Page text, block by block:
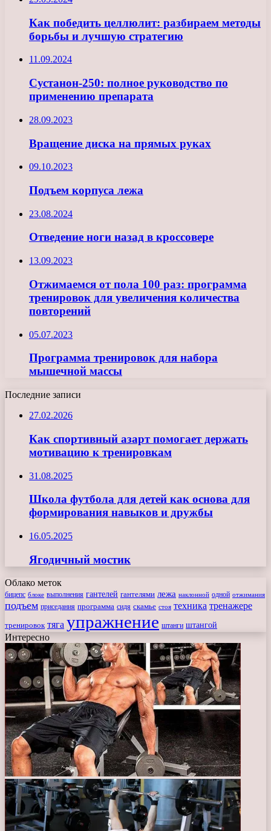
Как победить целлюлит: разбираем методы
борьбы и лучшую стратегию
11.09.2024
Сустанон-250: полное руководство по
применению препарата
28.09.2023
Вращение диска на прямых руках
09.10.2023
Подъем корпуса лежа
23.08.2024
Отведение ноги назад в кроссовере
13.09.2023
Отжимаемся от пола 100 раз: программа
тренировок для увеличения количества
повторений
05.07.2023
Программа тренировок для набора
мышечной массы
Последние записи
27.02.2026
Как спортивный азарт помогает держать
мотивацию к тренировкам
31.08.2025
Школа футбола для детей как основа для
формирования навыков и дружбы
16.05.2025
Ягодичный мостик
Облако меток
бицепс блоке выполнения гантелей гантелями лежа наклонной одной отжимания
подъем приседания программа сидя скамье стоя техника тренажере
тренировок тяга упражнение штанги штангой
Интересно